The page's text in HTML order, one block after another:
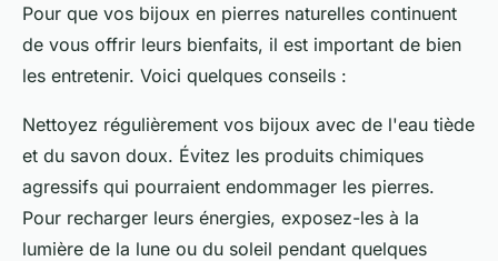
Pour que vos bijoux en pierres naturelles continuent
de vous offrir leurs bienfaits, il est important de bien
les entretenir. Voici quelques conseils :
Nettoyez régulièrement vos bijoux avec de l'eau tiède
et du savon doux. Évitez les produits chimiques
agressifs qui pourraient endommager les pierres.
Pour recharger leurs énergies, exposez-les à la
lumière de la lune ou du soleil pendant quelques